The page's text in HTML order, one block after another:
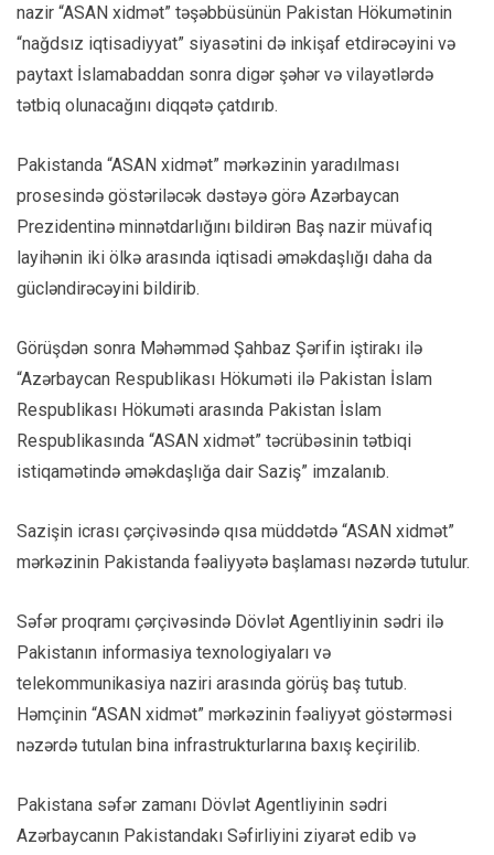
nazir “ASAN xidmət” təşəbbüsünün Pakistan Hökumətinin
“nağdsız iqtisadiyyat” siyasətini də inkişaf etdirəcəyini və
paytaxt İslamabaddan sonra digər şəhər və vilayətlərdə
tətbiq olunacağını diqqətə çatdırıb.
Pakistanda “ASAN xidmət” mərkəzinin yaradılması
prosesində göstəriləcək dəstəyə görə Azərbaycan
Prezidentinə minnətdarlığını bildirən Baş nazir müvafiq
layihənin iki ölkə arasında iqtisadi əməkdaşlığı daha da
gücləndirəcəyini bildirib.
Görüşdən sonra Məhəmməd Şahbaz Şərifin iştirakı ilə
“Azərbaycan Respublikası Hökuməti ilə Pakistan İslam
Respublikası Hökuməti arasında Pakistan İslam
Respublikasında “ASAN xidmət” təcrübəsinin tətbiqi
istiqamətində əməkdaşlığa dair Saziş” imzalanıb.
Sazişin icrası çərçivəsində qısa müddətdə “ASAN xidmət”
mərkəzinin Pakistanda fəaliyyətə başlaması nəzərdə tutulur.
Səfər proqramı çərçivəsində Dövlət Agentliyinin sədri ilə
Pakistanın informasiya texnologiyaları və
telekommunikasiya naziri arasında görüş baş tutub.
Həmçinin “ASAN xidmət” mərkəzinin fəaliyyət göstərməsi
nəzərdə tutulan bina infrastrukturlarına baxış keçirilib.
Pakistana səfər zamanı Dövlət Agentliyinin sədri
Azərbaycanın Pakistandakı Səfirliyini ziyarət edib və